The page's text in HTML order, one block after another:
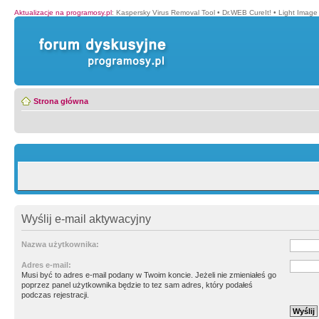
Aktualizacje na programosy.pl: Kaspersky Virus Removal Tool • Dr.WEB CureIt! • Light Image
Strona główna
Wyślij e-mail aktywacyjny
Nazwa użytkownika:
Adres e-mail:
Musi być to adres e-mail podany w Twoim koncie. Jeżeli nie zmieniałeś go
poprzez panel użytkownika będzie to tez sam adres, który podałeś
podczas rejestracji.